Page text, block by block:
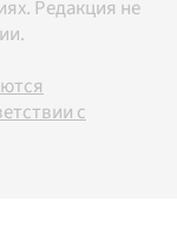
Редакция не
с